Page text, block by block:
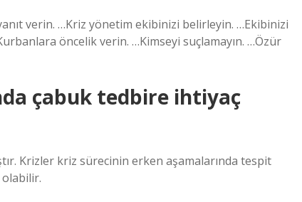
verin. …Kriz yönetim ekibinizi belirleyin. …Ekibinizi
öncelik verin. …Kimseyi suçlamayın. …Özür
çabuk tedbire ihtiyaç
Krizler kriz sürecinin erken aşamalarında tespit